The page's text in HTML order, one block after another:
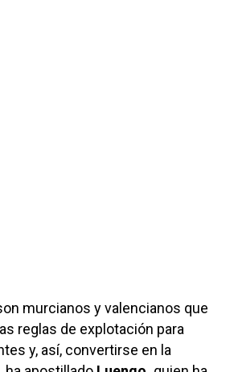
murcianos y valencianos que
reglas de explotación para
y, así, convertirse en la